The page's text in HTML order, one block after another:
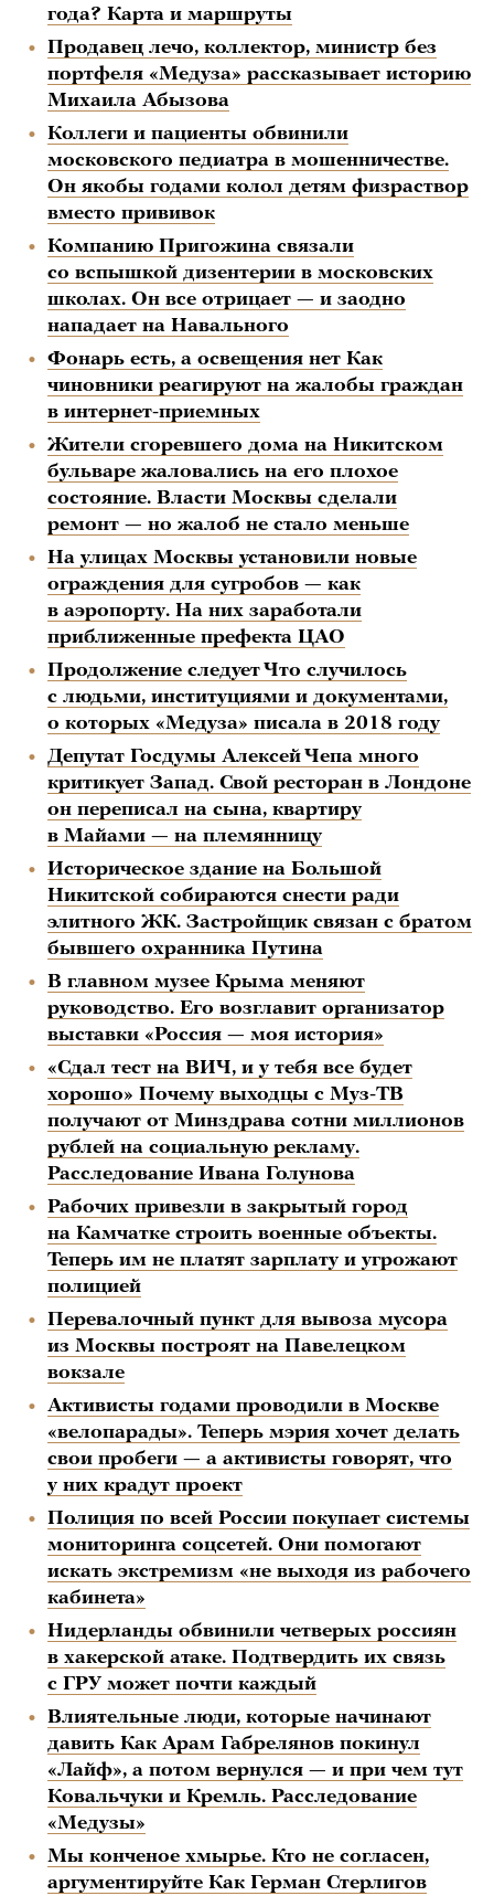
года? Карта и маршруты
Продавец лечо, коллектор, министр без
портфеля «Медуза» рассказывает историю
Михаила Абызова
Коллеги и пациенты обвинили
московского педиатра в мошенничестве.
Он якобы годами колол детям физраствор
вместо прививок
Компанию Пригожина связали
со вспышкой дизентерии в московских
школах. Он все отрицает — и заодно
нападает на Навального
Фонарь есть, а освещения нет Как
чиновники реагируют на жалобы граждан
в интернет-приемных
Жители сгоревшего дома на Никитском
бульваре жаловались на его плохое
состояние. Власти Москвы сделали
ремонт — но жалоб не стало меньше
На улицах Москвы установили новые
ограждения для сугробов — как
в аэропорту. На них заработали
приближенные префекта ЦАО
Продолжение следует Что случилось
с людьми, институциями и документами,
о которых «Медуза» писала в 2018 году
Депутат Госдумы Алексей Чепа много
критикует Запад. Свой ресторан в Лондоне
он переписал на сына, квартиру
в Майами — на племянницу
Историческое здание на Большой
Никитской собираются снести ради
элитного ЖК. Застройщик связан с братом
бывшего охранника Путина
В главном музее Крыма меняют
руководство. Его возглавит организатор
выставки «Россия — моя история»
«Сдал тест на ВИЧ, и у тебя все будет
хорошо» Почему выходцы с Муз-ТВ
получают от Минздрава сотни миллионов
рублей на социальную рекламу.
Расследование Ивана Голунова
Рабочих привезли в закрытый город
на Камчатке строить военные объекты.
Теперь им не платят зарплату и угрожают
полицией
Перевалочный пункт для вывоза мусора
из Москвы построят на Павелецком
вокзале
Активисты годами проводили в Москве
«велопарады». Теперь мэрия хочет делать
свои пробеги — а активисты говорят, что
у них крадут проект
Полиция по всей России покупает системы
мониторинга соцсетей. Они помогают
искать экстремизм «не выходя из рабочего
кабинета»
Нидерланды обвинили четверых россиян
в хакерской атаке. Подтвердить их связь
с ГРУ может почти каждый
Влиятельные люди, которые начинают
давить Как Арам Габрелянов покинул
«Лайф», а потом вернулся — и при чем тут
Ковальчуки и Кремль. Расследование
«Медузы»
Мы конченое хмырье. Кто не согласен,
аргументируйте Как Герман Стерлигов